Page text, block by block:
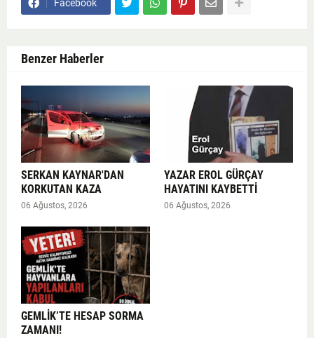
Facebook
Benzer Haberler
SERKAN KAYNAR'DAN
KORKUTAN KAZA
06 Ağustos, 2026
YAZAR EROL GÜRÇAY
HAYATINI KAYBETTİ
06 Ağustos, 2026
GEMLİK’TE HESAP SORMA
ZAMANI!